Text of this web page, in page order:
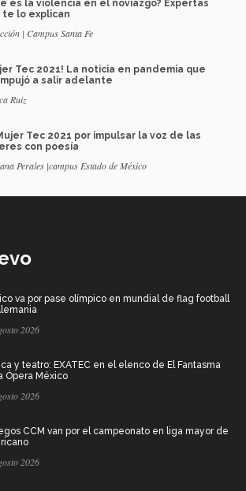
es la violencia en el noviazgo? Expertas
te lo explican
| Campus Santa Fe
Tec 2021! La noticia en pandemia que
a salir adelante
Ruiz
Tec 2021 por impulsar la voz de las
con poesía
Perales |campus Estado de México
va por pase olímpico en mundial de flag football
2026
y teatro: EXATEC en el elenco de El Fantasma
Ópera México
2026
CCM van por el campeonato en liga mayor de
2026